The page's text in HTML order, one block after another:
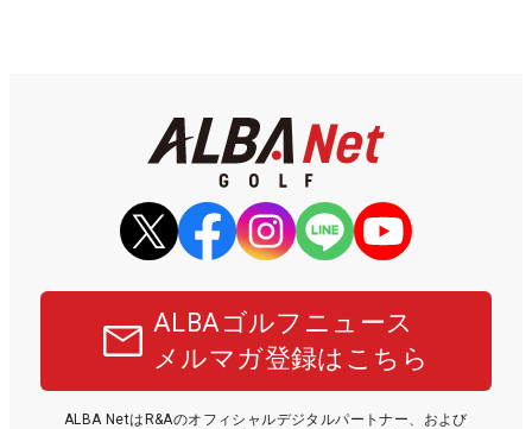
ALBAゴルフニュース
メルマガ登録はこちら
ALBA NetはR&Aのオフィシャルデジタルパートナー、および